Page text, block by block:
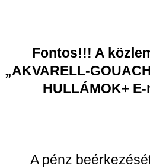
Fontos!!! A
„AKVARELL-
HULLÁMOK+
A pénz